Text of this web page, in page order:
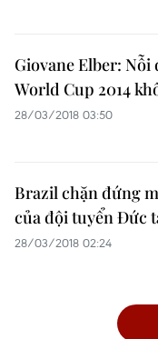
Giovane Elber: Nỗi
World Cup 2014
28/03/2018 03:50
Brazil chặn đứng
của đội tuyển Đức
28/03/2018 02:24